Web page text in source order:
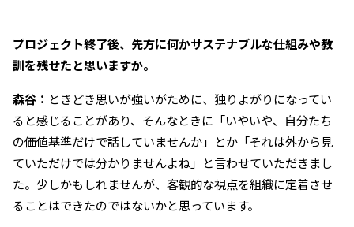
――プロジェクト終了後、先方に何かサステナブルな仕組みや教
訓を残せたと思いますか。
森谷： ときどき思いが強いがために、独りよがりになってい
ると感じることがあり、そんなときに「いやいや、自分たち
の価値基準だけで話していませんか」とか「それは外から見
ていただけでは分かりませんよね」と言わせていただきまし
た。少しかもしれませんが、客観的な視点を組織に定着させ
ることはできたのではないかと思っています。